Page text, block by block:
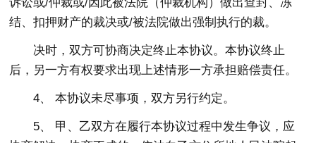
结、扣押财产的裁决或/被法院做出强制执行的裁。
决时，双方可协商决定终止本协议。本协议终止
后，另一方有权要求出现上述情形一方承担赔偿责任。
4、 本协议未尽事项，双方另行约定。
5、 甲、乙双方在履行本协议过程中发生争议，应